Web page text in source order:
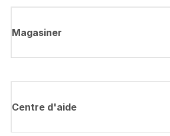
Magasiner
Centre d'aide